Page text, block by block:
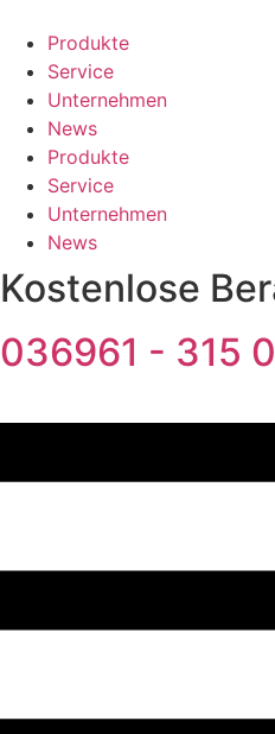
Inhalt
springen
Produkte
Service
Unternehmen
News
Produkte
Service
Unternehmen
News
Kostenlose
036961 - 315